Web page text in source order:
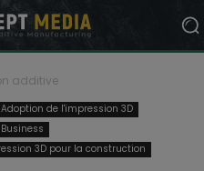
additive
Adoption de l'impression 3D
Business
3D pour la construction